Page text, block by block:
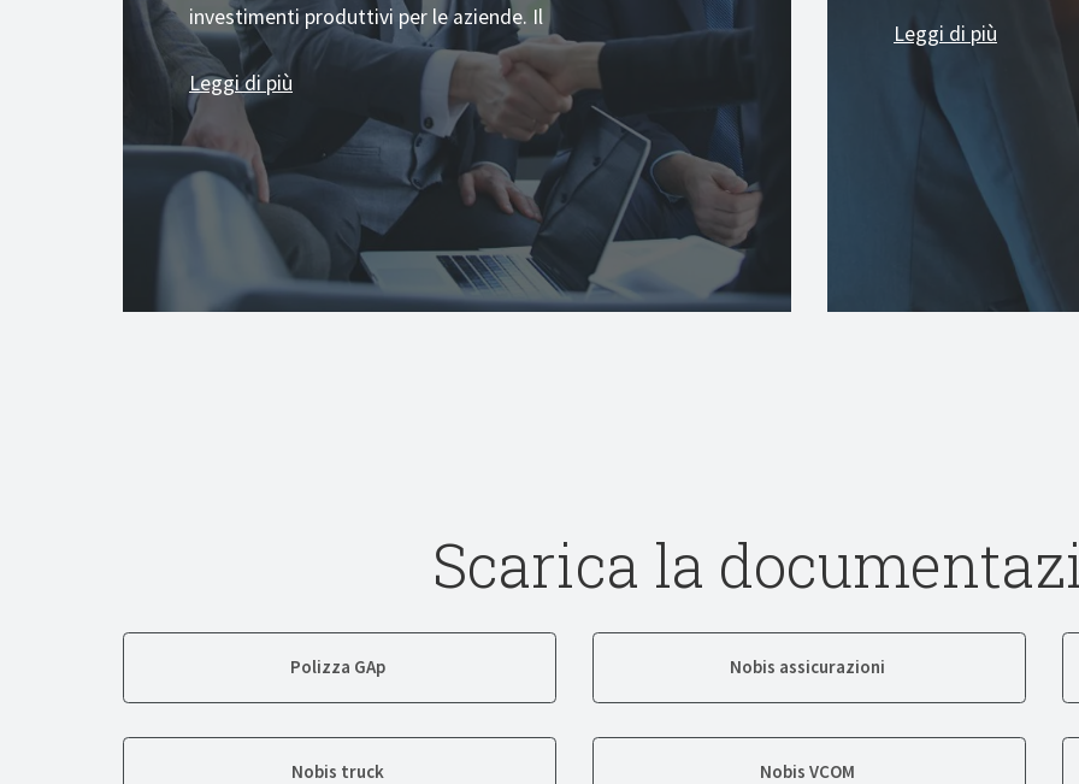
investimenti produttivi per le aziende. Il
Leggi di più
Leggi di più
Scarica la
Polizza GAp Nobis assicurazioni
Nobis truck Nobis VCOM